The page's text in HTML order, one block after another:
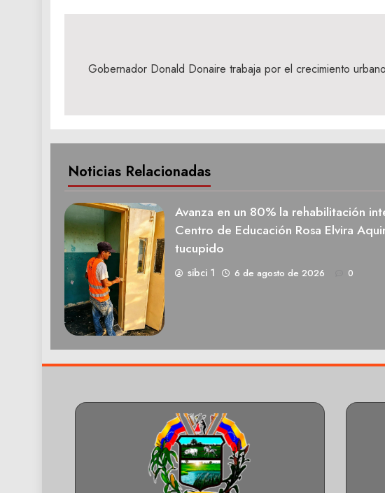
de
Gobernador Donald Donaire trabaja por el crecimiento
Noticias Relacionadas
Avanza en un 80% la rehabilitación
Centro de Educación Rosa Elvira
tucupido
sibci 1 6 de agosto de 2026 0